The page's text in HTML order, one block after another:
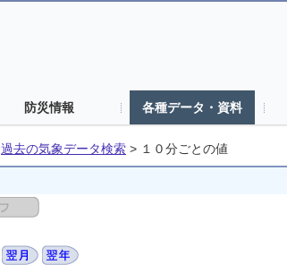
防災情報 各種データ・資料
過去の気象データ検索 > １０分ごとの値